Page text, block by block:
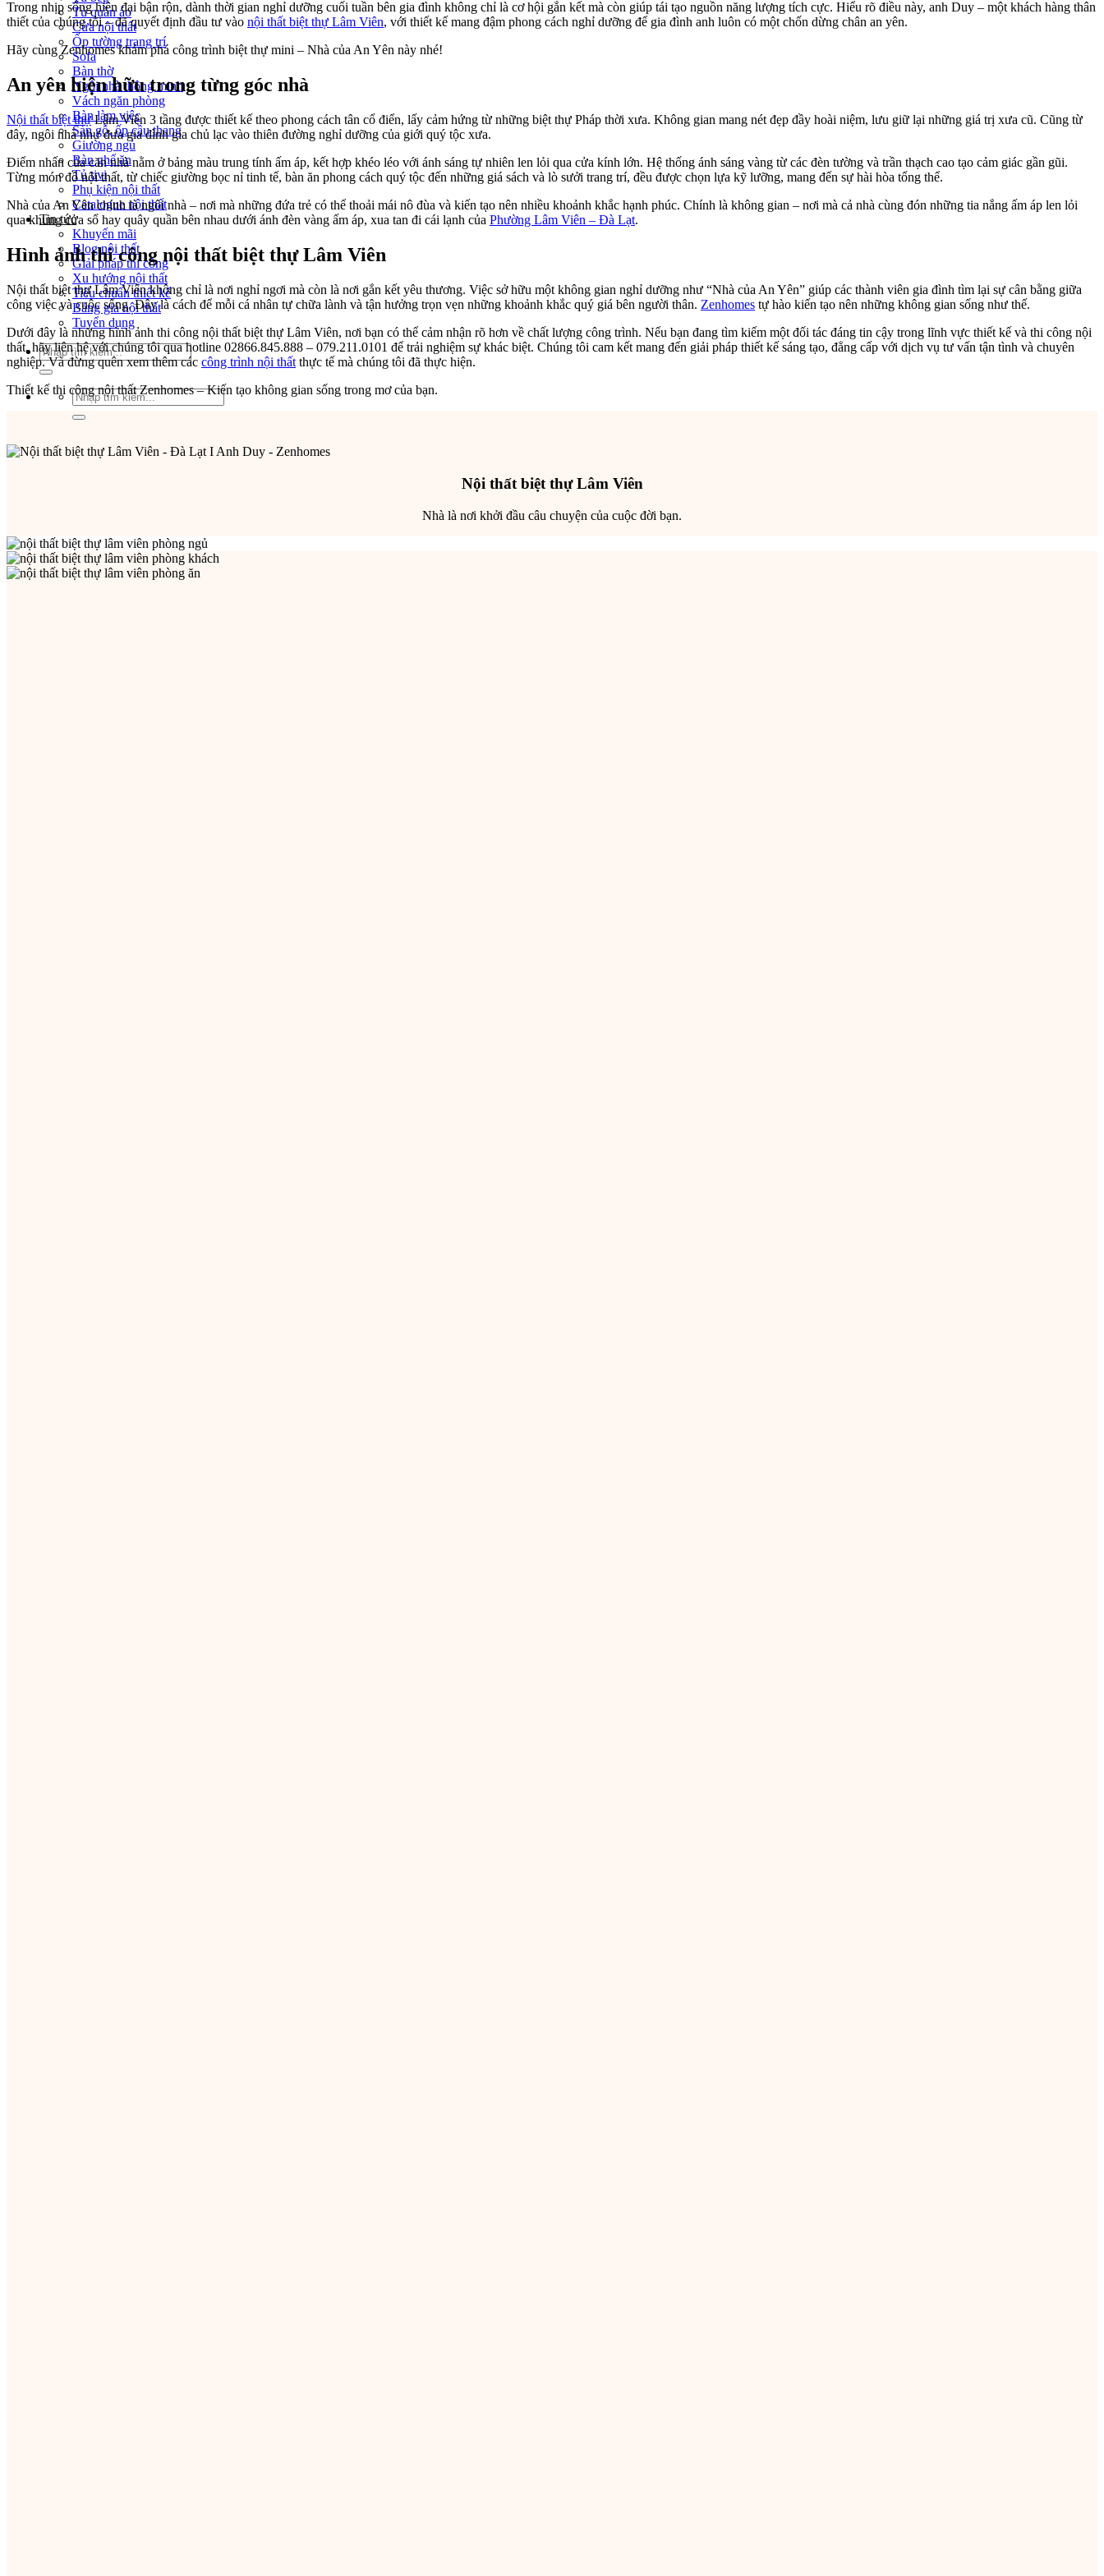
Tủ quần áo
Cửa nội thất
Ốp tường trang trí
Sofa
Bàn thờ
Ngôi nhà thông minh
Vách ngăn phòng
Bàn làm việc
Sàn gỗ, ốp cầu thang
Giường ngủ
Bàn ghế ăn
Tủ tivi
Phụ kiện nội thất
Catalogue nội thất
Tin tức
Khuyến mãi
Blog nội thất
Giải pháp thi công
Xu hướng nội thất
Tiêu chuẩn thiết kế
Bảng giá nội thất
Tuyển dụng
Tìm
kiếm:
Tìm
kiếm:
Trong nhịp sống hiện đại bận rộn, dành thời gian nghỉ dưỡng cuối tuần bên gia đình không chỉ là cơ hội gắn kết mà còn giúp tái tạo nguồn năng lượng tích cực. Hiểu rõ điều này, anh Duy – một khách hàng thân
thiết của chúng tôi – đã quyết định đầu tư vào nội thất biệt thự Lâm Viên, với thiết kế mang đậm phong cách nghỉ dưỡng để gia đình anh luôn có một chốn dừng chân an yên.
Hãy cùng Zenhomes khám phá công trình biệt thự mini – Nhà của An Yên này nhé!
An yên hiện hữu trong từng góc nhà
Nội thất biệt thựLâm Viên 3 tầng được thiết kế theo phong cách tân cổ điển, lấy cảm hứng từ những biệt thự Pháp thời xưa. Không gian mang nét đẹp đầy hoài niệm, lưu giữ lại những giá trị xưa cũ. Cũng từ
đây, ngôi nhà như đưa gia đình gia chủ lạc vào thiên đường nghỉ dưỡng của giới quý tộc xưa.
Điểm nhấn của căn nhà nằm ở bảng màu trung tính ấm áp, kết hợp khéo léo với ánh sáng tự nhiên len lỏi qua cửa kính lớn. Hệ thống ánh sáng vàng từ các đèn tường và trần thạch cao tạo cảm giác gần gũi.
Từng món đồ nội thất, từ chiếc giường bọc nỉ tinh tế, bàn ăn phong cách quý tộc đến những giá sách và lò sưởi trang trí, đều được chọn lựa kỹ lưỡng, mang đến sự hài hòa tổng thể.
Nhà của An Yên chính là ngôi nhà – nơi mà những đứa trẻ có thể thoải mái nô đùa và kiến tạo nên nhiều khoảnh khắc hạnh phúc. Chính là không gian – nơi mà cả nhà cùng đón những tia nắng ấm áp len lỏi
qua khung cửa sổ hay quây quần bên nhau dưới ánh đèn vàng ấm áp, xua tan đi cái lạnh của Phường Lâm Viên – Đà Lạt.
Hình ảnh thi công nội thất biệt thự Lâm Viên
Nội thất biệt thự Lâm Viên không chỉ là nơi nghỉ ngơi mà còn là nơi gắn kết yêu thương. Việc sở hữu một không gian nghỉ dưỡng như “Nhà của An Yên” giúp các thành viên gia đình tìm lại sự cân bằng giữa
công việc và cuộc sống. Đây là cách để mỗi cá nhân tự chữa lành và tận hưởng trọn vẹn những khoảnh khắc quý giá bên người thân. Zenhomes tự hào kiến tạo nên những không gian sống như thế.
Dưới đây là những hình ảnh thi công nội thất biệt thự Lâm Viên, nơi bạn có thể cảm nhận rõ hơn về chất lượng công trình. Nếu bạn đang tìm kiếm một đối tác đáng tin cậy trong lĩnh vực thiết kế và thi công nội
thất, hãy liên hệ với chúng tôi qua hotline 02866.845.888 – 079.211.0101 để trải nghiệm sự khác biệt. Chúng tôi cam kết mang đến giải pháp thiết kế sáng tạo, đẳng cấp với dịch vụ tư vấn tận tình và chuyên
nghiệp. Và đừng quên xem thêm các công trình nội thất thực tế mà chúng tôi đã thực hiện.
Thiết kế thi công nội thất Zenhomes – Kiến tạo không gian sống trong mơ của bạn.
Nội thất biệt thự Lâm Viên
Nhà là nơi khởi đầu câu chuyện của cuộc đời bạn.